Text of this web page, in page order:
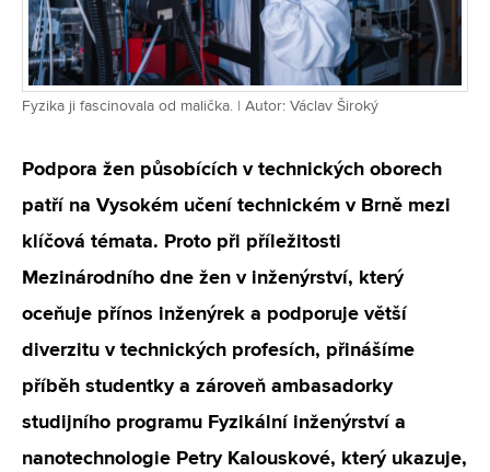
Fyzika ji fascinovala od malička. | Autor: Václav Široký
Podpora žen působících v technických oborech
patří na Vysokém učení technickém v Brně mezi
klíčová témata. Proto při příležitosti
Mezinárodního dne žen v inženýrství, který
oceňuje přínos inženýrek a podporuje větší
diverzitu v technických profesích, přinášíme
příběh studentky a zároveň ambasadorky
studijního programu Fyzikální inženýrství a
nanotechnologie Petry Kalouskové, který ukazuje,